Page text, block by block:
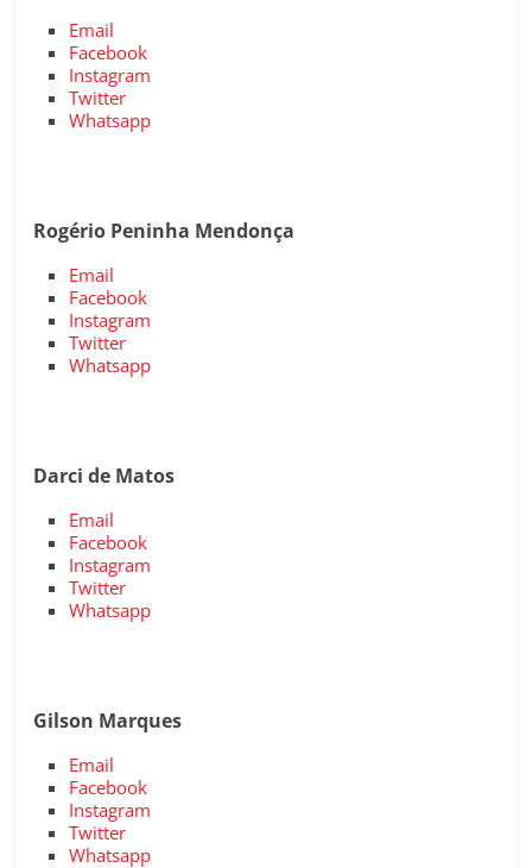
Email
Facebook
Instagram
Twitter
Whatsapp
Rogério Peninha Mendonça
Email
Facebook
Instagram
Twitter
Whatsapp
Darci de Matos
Email
Facebook
Instagram
Twitter
Whatsapp
Gilson Marques
Email
Facebook
Instagram
Twitter
Whatsapp